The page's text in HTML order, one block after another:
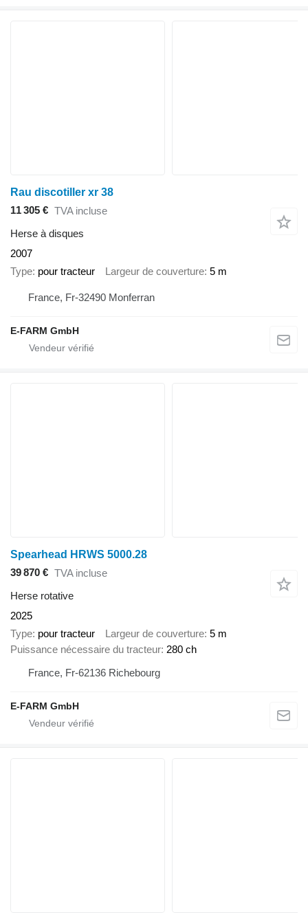
Rau discotiller xr 38
11 305 € TVA incluse
Herse à disques
2007
Type pour tracteur Largeur de couverture 5 m
France, Fr-32490 Monferran
E-FARM GmbH
Spearhead HRWS 5000.28
39 870 € TVA incluse
Herse rotative
2025
Type pour tracteur Largeur de couverture 5 m
Puissance nécessaire du tracteur 280 ch
France, Fr-62136 Richebourg
E-FARM GmbH